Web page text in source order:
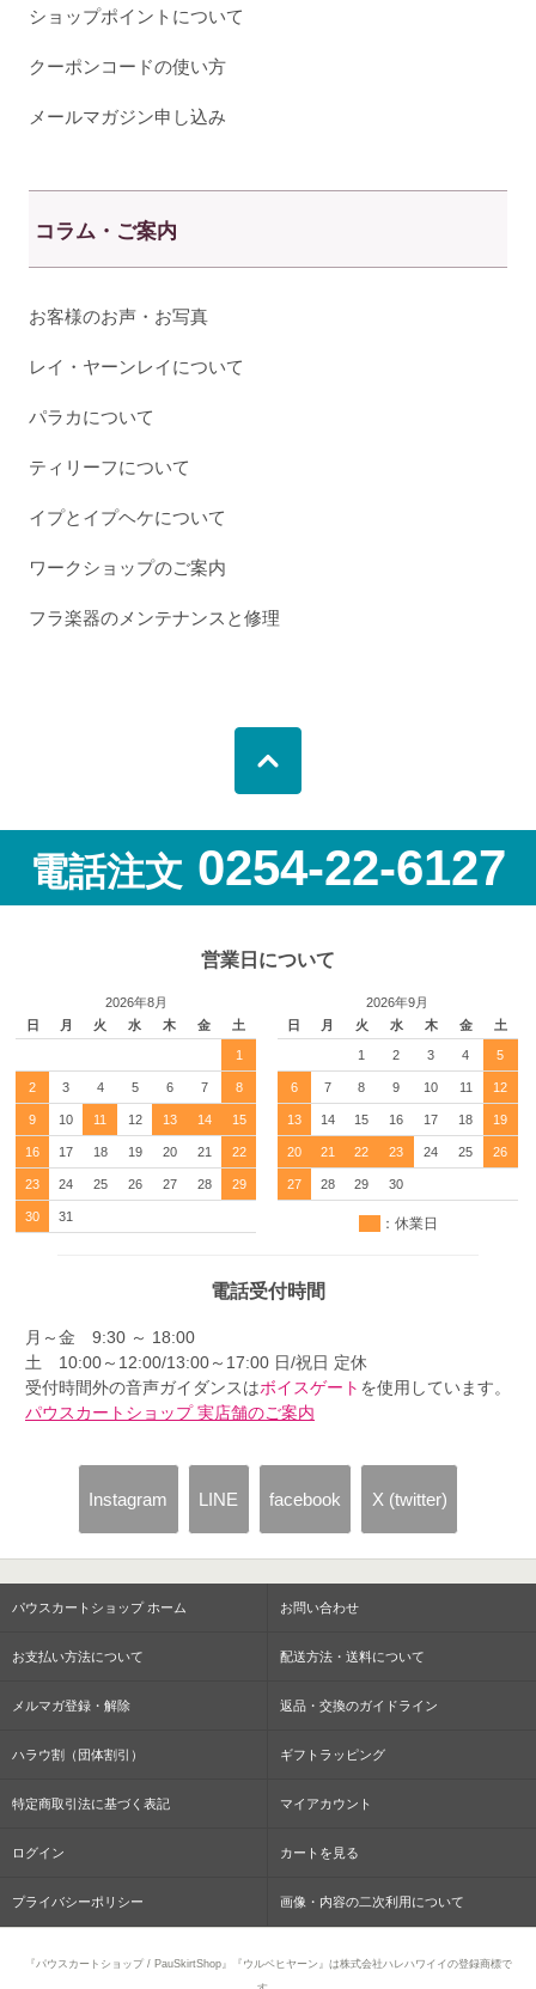
ショップポイントについて
クーポンコードの使い方
メールマガジン申し込み
コラム・ご案内
お客様のお声・お写真
レイ・ヤーンレイについて
パラカについて
ティリーフについて
イプとイプヘケについて
ワークショップのご案内
フラ楽器のメンテナンスと修理
電話注文 0254-22-6127
営業日について
2026年8月
日
月 火 水 木 金 土
1
2 3 4 5 6 7 8
9 10 11 12 13 14 15
16 17 18 19 20 21 22
23 24 25 26 27 28 29
30 31
2026年9月
日
月 火 水 木 金 土
1 2 3 4 5
6 7 8 9 10 11 12
13 14 15 16 17 18 19
20 21 22 23 24 25 26
27 28 29 30
：休業日
電話受付時間
月～金 9:30 ～ 18:00
土 10:00～12:00/13:00～17:00 日/祝日 定休
受付時間外の音声ガイダンスはボイスゲート を使用しています。
パウスカートショップ 実店舗のご案内
Instagram LINE facebook X (twitter)
パウスカートショップ ホーム お問い合わせ
お支払い方法について 配送方法・送料について
メルマガ登録・解除 返品・交換のガイドライン
ハラウ割（団体割引） ギフトラッピング
特定商取引法に基づく表記 マイアカウント
ログイン カートを見る
プライバシーポリシー 画像・内容の二次利用について
『パウスカートショップ / PauSkirtShop』『ウルベヒヤーン』は株式会社ハレハワイイの登録商標で